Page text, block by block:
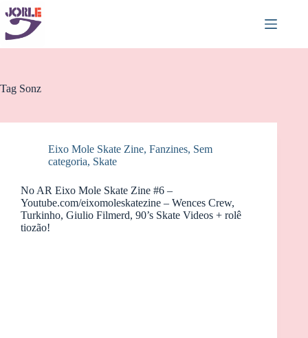
Pular
para
conteúdo
Tag Sonz
Eixo Mole Skate Zine, Fanzines, Sem
categoria, Skate
No AR Eixo Mole Skate Zine #6 –
Youtube.com/eixomoleskatezine – Wences Crew,
Turkinho, Giulio Filmerd, 90’s Skate Videos + rolê
tiozão!